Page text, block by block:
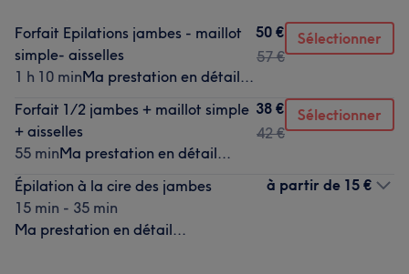
Forfait Epilations jambes - maillot
simple- aisselles
1 h 10 minMa prestation en détail...
50 €
57 €
Sélectionner
Forfait 1/2 jambes + maillot simple
+ aisselles
55 minMa prestation en détail...
38 €
42 €
Sélectionner
Épilation à la cire des jambes
15 min - 35 min
Ma prestation en détail...
à partir de 15 €